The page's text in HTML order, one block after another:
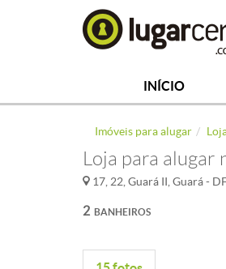
INÍCIO
Imóveis para alugar
Loja para alugar
17, 22, Guará II, Guará -
BANHEIROS
2